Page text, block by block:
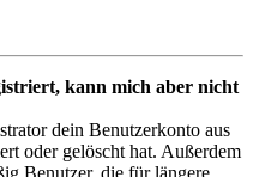
kann mich aber nicht
dein Benutzerkonto aus
oder gelöscht hat. Außerdem
Benutzer, die für längere